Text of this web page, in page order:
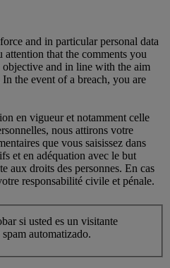
and in particular personal data
that the comments you
and in line with the aim
the event of a breach, you are
en vigueur et notamment celle
nous attirons votre
que vous saisissez dans
et en adéquation avec le but
aux droits des personnes. En cas
responsabilité civile et pénale.
si usted es un visitante
automatizado.